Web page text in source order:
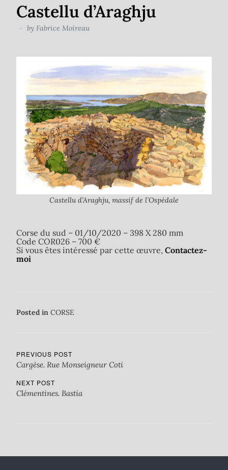
Castellu d’Araghju
by Fabrice Moireau
Castellu d’Araghju, massif de l’Ospédale
Corse du sud – 01/10/2020 – 398 X 280 mm
Code COR026 – 700 €
Si vous êtes intéressé par cette œuvre, Contactez-
moi
Posted in CORSE
PREVIOUS POST
Cargèse. Rue Monseigneur Coti
NEXT POST
Clémentines. Bastia